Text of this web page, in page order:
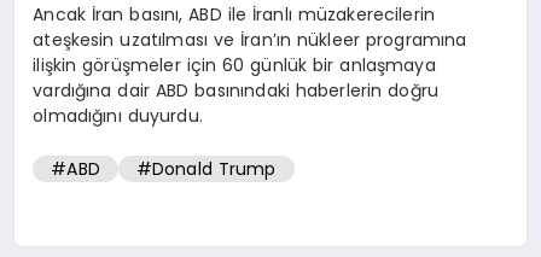
Ancak İran basını, ABD ile İranlı müzakerecilerin
ateşkesin uzatılması ve İran’ın nükleer programına
ilişkin görüşmeler için 60 günlük bir anlaşmaya
vardığına dair ABD basınındaki haberlerin doğru
olmadığını duyurdu.
#ABD #Donald Trump